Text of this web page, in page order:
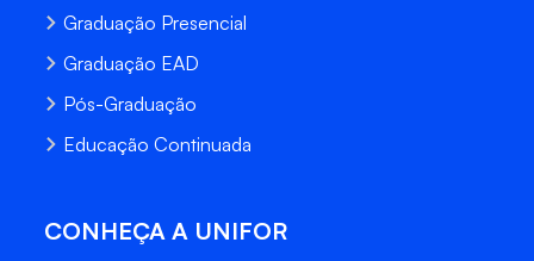
Graduação Presencial
Graduação EAD
Pós-Graduação
Educação Continuada
CONHEÇA A UNIFOR